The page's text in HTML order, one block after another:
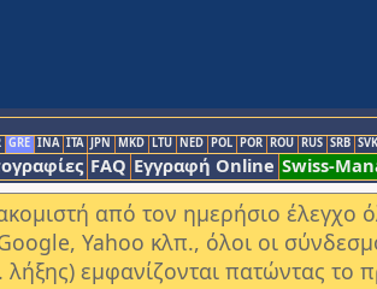
GRE INA ITA JPN MKD LTU NED POL POR ROU RUS SRB SVK
FAQ Εγγραφή Online Swiss-
από τον ημερήσιο έλεγχο
Yahoo κλπ., όλοι οι
εμφανίζονται πατώντας το